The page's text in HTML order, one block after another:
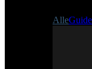
Alle